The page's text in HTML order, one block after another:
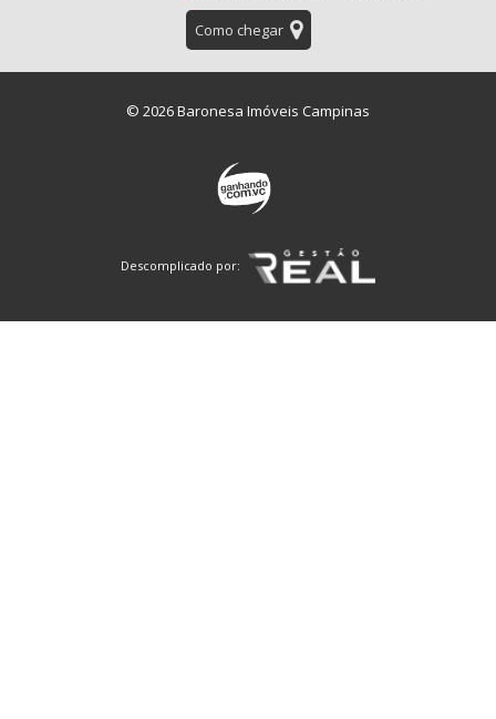
Como chegar
© 2026 Baronesa Imóveis Campinas
Descomplicado por: